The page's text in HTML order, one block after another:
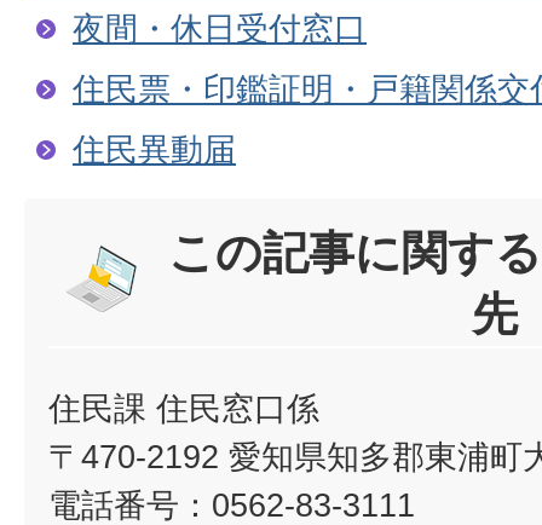
夜間・休日受付窓口
住民票・印鑑証明・戸籍関係交
住民異動届
この記事に関す
先
住民課 住民窓口係
〒470-2192 愛知県知多郡東浦町
電話番号：0562-83-3111